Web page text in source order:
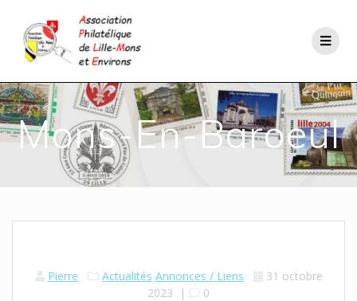
Mons-En-Baroeul
Pierre Actualités Annonces / Liens
31 octobre
2023 | 0